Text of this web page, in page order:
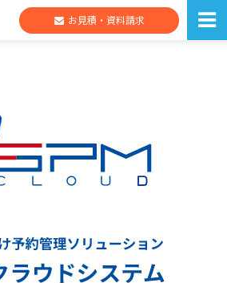
お見積・資料請求